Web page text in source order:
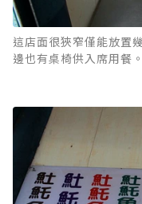
這店面很狹窄僅能放置
邊也有桌椅供入席用餐。